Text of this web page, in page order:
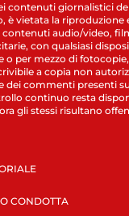
contenuti giornalistici
è vietata la riproduzione
audio/video,
con qualsiasi
o per mezzo di
a copia non
dei commenti presenti
continuo resta
gli stessi risultano
CONDOTTA